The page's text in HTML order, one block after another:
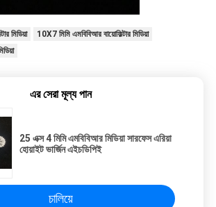
মিডিয়া
10X7 মিমি এমবিবিআর বায়োফিল্টার মিডিয়া
এর সেরা মূল্য পান
25 এক্স 4 মিমি এমবিবিআর মিডিয়া সারফেস এরিয়া
হোয়াইট ভার্জিন এইচডিপিই
চালিয়ে